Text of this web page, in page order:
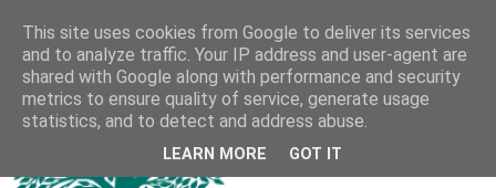
This site uses cookies from Google to deliver its services
and to analyze traffic. Your IP address and user-agent are
shared with Google along with performance and security
metrics to ensure quality of service, generate usage
statistics, and to detect and address abuse.
LEARN MORE GOT IT